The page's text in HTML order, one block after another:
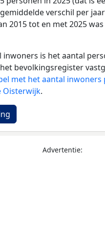
verschil per
2015 tot en met 2025
inwoners is het aantal
bevolkingsregister
met het aantal
Oisterwijk.
Advertentie: